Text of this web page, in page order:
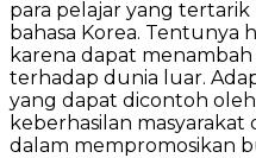
para pelajar yang
bahasa Korea. Tentunya
karena dapat menambah
terhadap dunia luar.
yang dapat dicontoh
keberhasilan
dalam mempromosikan